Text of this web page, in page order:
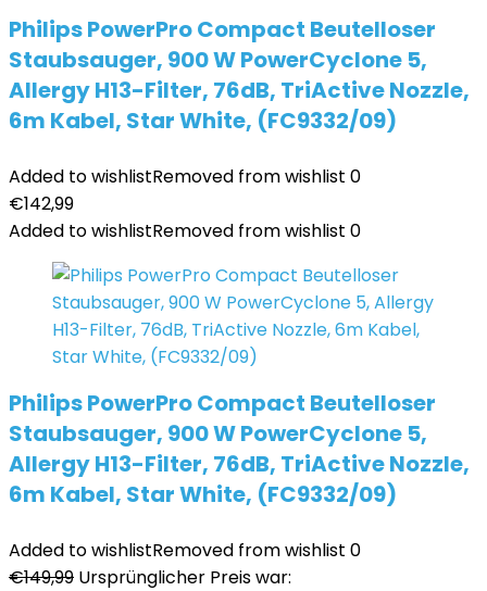
Philips PowerPro Compact Beutelloser
Staubsauger, 900 W PowerCyclone 5,
Allergy H13-Filter, 76dB, TriActive Nozzle,
6m Kabel, Star White, (FC9332/09)
Added to wishlistRemoved from wishlist 0
€142,99
Added to wishlistRemoved from wishlist 0
Philips PowerPro Compact Beutelloser
Staubsauger, 900 W PowerCyclone 5,
Allergy H13-Filter, 76dB, TriActive Nozzle,
6m Kabel, Star White, (FC9332/09)
Added to wishlistRemoved from wishlist 0
€149,99 Ursprünglicher Preis war: